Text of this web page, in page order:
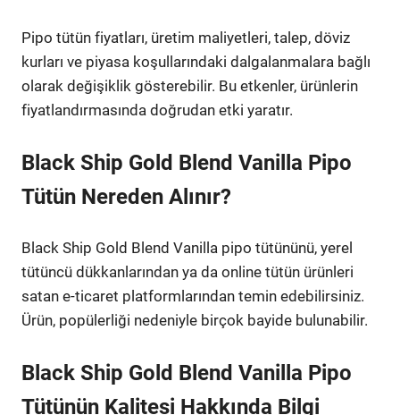
Pipo tütün fiyatları, üretim maliyetleri, talep, döviz
kurları ve piyasa koşullarındaki dalgalanmalara bağlı
olarak değişiklik gösterebilir. Bu etkenler, ürünlerin
fiyatlandırmasında doğrudan etki yaratır.
Black Ship Gold Blend Vanilla Pipo
Tütün Nereden Alınır?
Black Ship Gold Blend Vanilla pipo tütününü, yerel
tütüncü dükkanlarından ya da online tütün ürünleri
satan e-ticaret platformlarından temin edebilirsiniz.
Ürün, popülerliği nedeniyle birçok bayide bulunabilir.
Black Ship Gold Blend Vanilla Pipo
Tütünün Kalitesi Hakkında Bilgi